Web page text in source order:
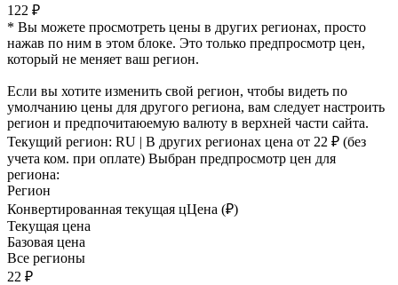
122 ₽
* Вы можете просмотреть цены в других регионах, просто
нажав по ним в этом блоке. Это только предпросмотр цен,
который не меняет ваш регион.
Если вы хотите изменить свой регион, чтобы видеть по
умолчанию цены для другого региона, вам следует настроить
регион и предпочитаюемую валюту в верхней части сайта.
Текущий регион: RU | В других регионах цена от 22 ₽ (без
учета ком. при оплате) Выбран предпросмотр цен для
региона:
Регион
Конвертированная текущая цЦена (₽)
Текущая цена
Базовая цена
Все регионы
22 ₽